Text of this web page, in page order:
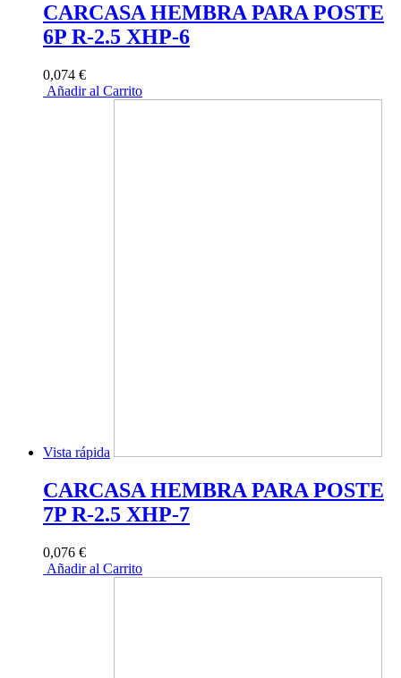
CARCASA HEMBRA PARA POSTE
6P R-2.5 XHP-6
0,074 €
Añadir al Carrito
Vista rápida
CARCASA HEMBRA PARA POSTE
7P R-2.5 XHP-7
0,076 €
Añadir al Carrito